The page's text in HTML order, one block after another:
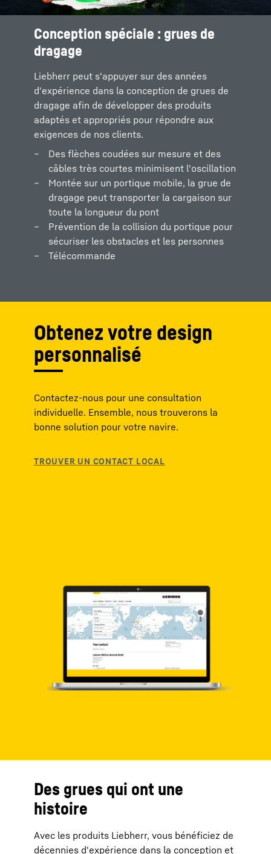
Conception spéciale : grues de
dragage
Liebherr peut s'appuyer sur des années
d'expérience dans la conception de grues de
dragage afin de développer des produits
adaptés et appropriés pour répondre aux
exigences de nos clients.
Des flèches coudées sur mesure et des
câbles très courtes minimisent l'oscillation
Montée sur un portique mobile, la grue de
dragage peut transporter la cargaison sur
toute la longueur du pont
Prévention de la collision du portique pour
sécuriser les obstacles et les personnes
Télécommande
Obtenez votre design
personnalisé
Contactez-nous pour une consultation
individuelle. Ensemble, nous trouverons la
bonne solution pour votre navire.
Des grues qui ont une
histoire
Avec les produits Liebherr, vous bénéficiez de
décennies d'expérience dans la conception et